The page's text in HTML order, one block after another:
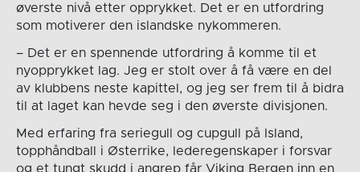
øverste nivå etter opprykket. Det er en utfordring
som motiverer den islandske nykommeren.
– Det er en spennende utfordring å komme til et
nyopprykket lag. Jeg er stolt over å få være en del
av klubbens neste kapittel, og jeg ser frem til å bidra
til at laget kan hevde seg i den øverste divisjonen.
Med erfaring fra seriegull og cupgull på Island,
topphåndball i Østerrike, lederegenskaper i forsvar
og et tungt skudd i angrep får Viking Bergen inn en